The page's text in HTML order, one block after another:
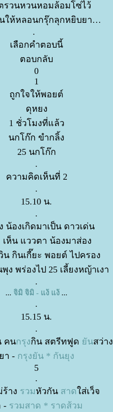
รวนหวนหอมล้อมโซ่ไว้
ให้หลอนกรุ๊กลุกหยิบยา
.
เลือกคำตอบนี้
ตอบกลับ
0
1
ถูกใจให้พอยต์
ดุหยง
1 ชั่วโมงที่แล้ว
นกโก๊ก ขำกลิ้ง
25 นกโก๊ก
.
ความคิดเห็นที่ 2
.
15.10 น.
.
น้องเกิดมาเป็น ดาวเด่น
เห็น แววตา น้องมาส่อง
น กินเกี๊ยะ พอยต์ ไปครอง
ง พร่องไป 25 เลี้ยงหญ้าเงา
.
... จิมิ จิมิ - แง้ แง้ ...
.
15.15 น.
.
คนกรุงกิน สตรีทฟูด ันสว่าง
- กรุงยัน * กันยุง
5
.
าง รวมหัวกัน สาดส่เว็จ
- รวมสาด * ราดส้วม